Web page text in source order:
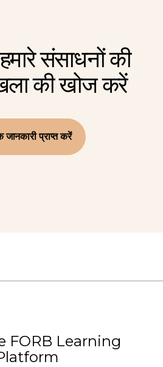
संसाधनों की
की खोज करें
जानकारी प्राप्त करें
FORB Learning